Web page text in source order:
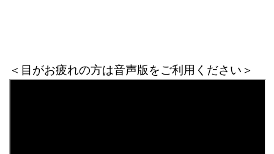
＜目がお疲れの方は音声版をご利用ください＞